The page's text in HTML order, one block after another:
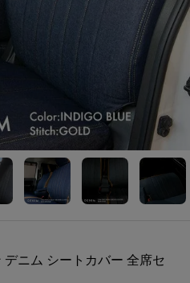
デニム シートカバー 全席セ